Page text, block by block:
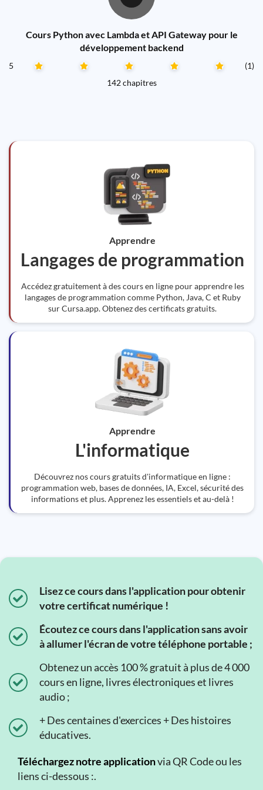
Cours Python avec Lambda et API Gateway pour le
développement backend
5
(1)
142 chapitres
Apprendre
Langages de programmation
Accédez gratuitement à des cours en ligne pour apprendre les
langages de programmation comme Python, Java, C et Ruby
sur Cursa.app. Obtenez des certificats gratuits.
Apprendre
L'informatique
Découvrez nos cours gratuits d'informatique en ligne :
programmation web, bases de données, IA, Excel, sécurité des
informations et plus. Apprenez les essentiels et au-delà !
Lisez ce cours dans l'application pour obtenir
votre certificat numérique !
Écoutez ce cours dans l'application sans avoir
à allumer l'écran de votre téléphone portable ;
Obtenez un accès 100 % gratuit à plus de 4 000
cours en ligne, livres électroniques et livres
audio ;
+ Des centaines d'exercices + Des histoires
éducatives.
Téléchargez notre applicationvia QR Code ou les
liens ci-dessous :.